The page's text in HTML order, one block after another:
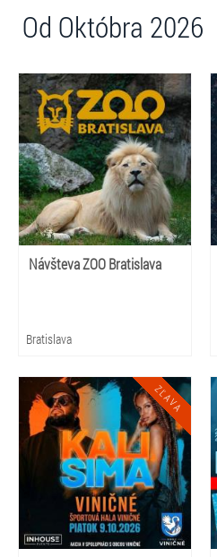
Od Októbra 2026
Návšteva ZOO Bratislava
Bratislava